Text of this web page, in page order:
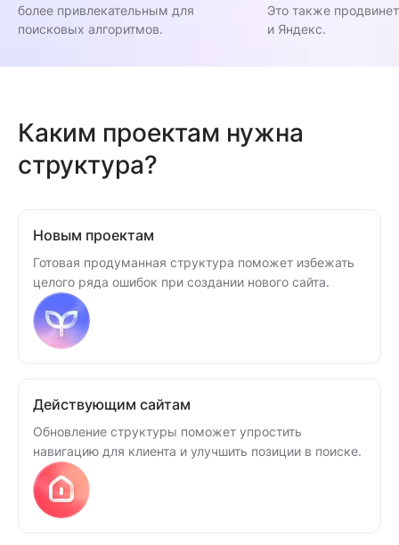
более привлекательным для
поисковых алгоритмов.
Это также
и Яндекс.
Каким проектам нужна
структура?
Новым проектам
Готовая продуманная структура поможет избежать
целого ряда ошибок при создании нового сайта.
Действующим сайтам
Обновление структуры поможет упростить
навигацию для клиента и улучшить позиции в поиске.